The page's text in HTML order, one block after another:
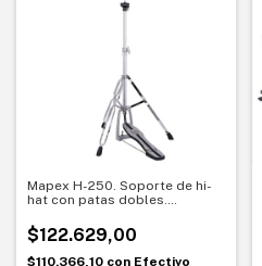
Mapex H-250. Soporte de hi-
hat con patas dobles.
batería
$122.629,00
$110.366,10 con Efectivo